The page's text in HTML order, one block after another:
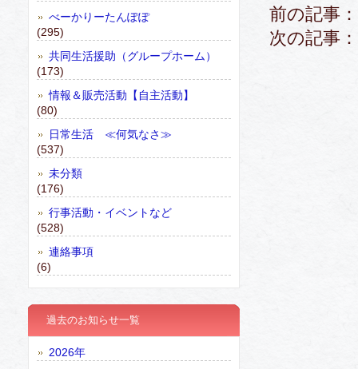
前の記事
次の記事
べーかりーたんぽぽ
(295)
共同生活援助（グループホーム）
(173)
情報＆販売活動【自主活動】
(80)
日常生活 ≪何気なさ≫
(537)
未分類
(176)
行事活動・イベントなど
(528)
連絡事項
(6)
過去のお知らせ一覧
2026年